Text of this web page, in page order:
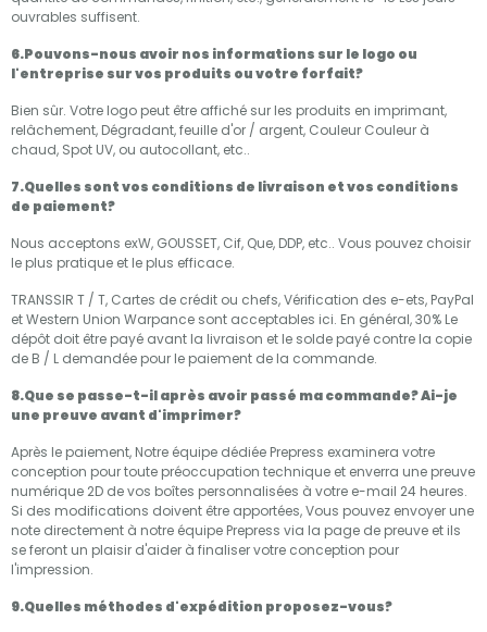
ouvrables suffisent.
6.Pouvons-nous avoir nos informations sur le logo ou
l'entreprise sur vos produits ou votre forfait?
Bien sûr. Votre logo peut être affiché sur les produits en imprimant,
relâchement, Dégradant, feuille d'or / argent, Couleur Couleur à
chaud, Spot UV, ou autocollant, etc..
7.Quelles sont vos conditions de livraison et vos conditions
de paiement?
Nous acceptons exW, GOUSSET, Cif, Que, DDP, etc.. Vous pouvez choisir
le plus pratique et le plus efficace.
TRANSSIR T / T, Cartes de crédit ou chefs, Vérification des e-ets, PayPal
et Western Union Warpance sont acceptables ici. En général, 30% Le
dépôt doit être payé avant la livraison et le solde payé contre la copie
de B / L demandée pour le paiement de la commande.
8.Que se passe-t-il après avoir passé ma commande? Ai-je
une preuve avant d'imprimer?
Après le paiement, Notre équipe dédiée Prepress examinera votre
conception pour toute préoccupation technique et enverra une preuve
numérique 2D de vos boîtes personnalisées à votre e-mail 24 heures.
Si des modifications doivent être apportées, Vous pouvez envoyer une
note directement à notre équipe Prepress via la page de preuve et ils
se feront un plaisir d'aider à finaliser votre conception pour
l'impression.
9.Quelles méthodes d'expédition proposez-vous?